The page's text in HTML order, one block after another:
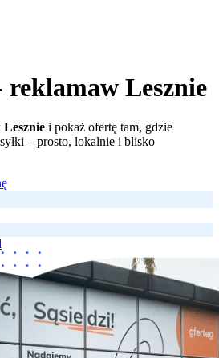
reklamaw Lesznie
Lesznie i pokaż ofertę tam, gdzie
– prosto, lokalnie i blisko